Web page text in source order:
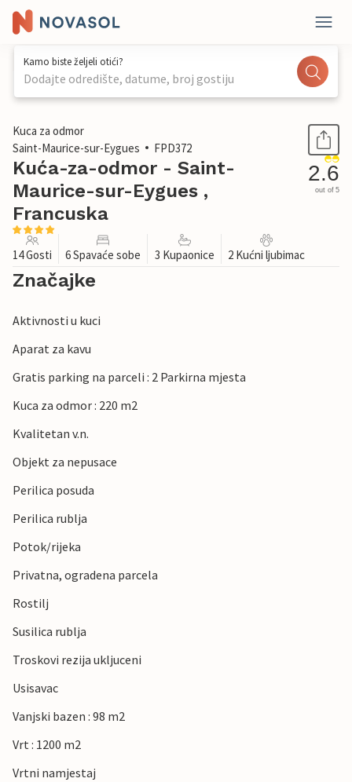
Kamo biste željeli otići?
Dodajte odredište, datume, broj gostiju
1 / 40
Kuca za odmor
Saint-Maurice-sur-Eygues
FPD372
Kuća-za-odmor - Saint-
Maurice-sur-Eygues ,
Francuska
2.6
out of 5
14 Gosti 6 Spavaće sobe 3 Kupaonice 2 Kućni ljubimac
Značajke
Aktivnosti u kuci
Aparat za kavu
Gratis parking na parceli : 2 Parkirna mjesta
Kuca za odmor : 220 m2
Kvalitetan v.n.
Objekt za nepusace
Perilica posuda
Perilica rublja
Potok/rijeka
Privatna, ogradena parcela
Rostilj
Susilica rublja
Troskovi rezija ukljuceni
Usisavac
Vanjski bazen : 98 m2
Vrt : 1200 m2
Vrtni namjestaj